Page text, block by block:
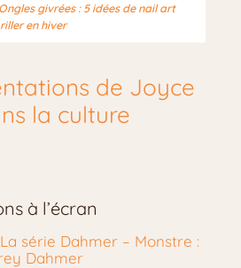
Ongles givrées : 5 idées de nail art
en hiver
de Joyce
la culture
à l’écran
La série Dahmer – Monstre :
Dahmer